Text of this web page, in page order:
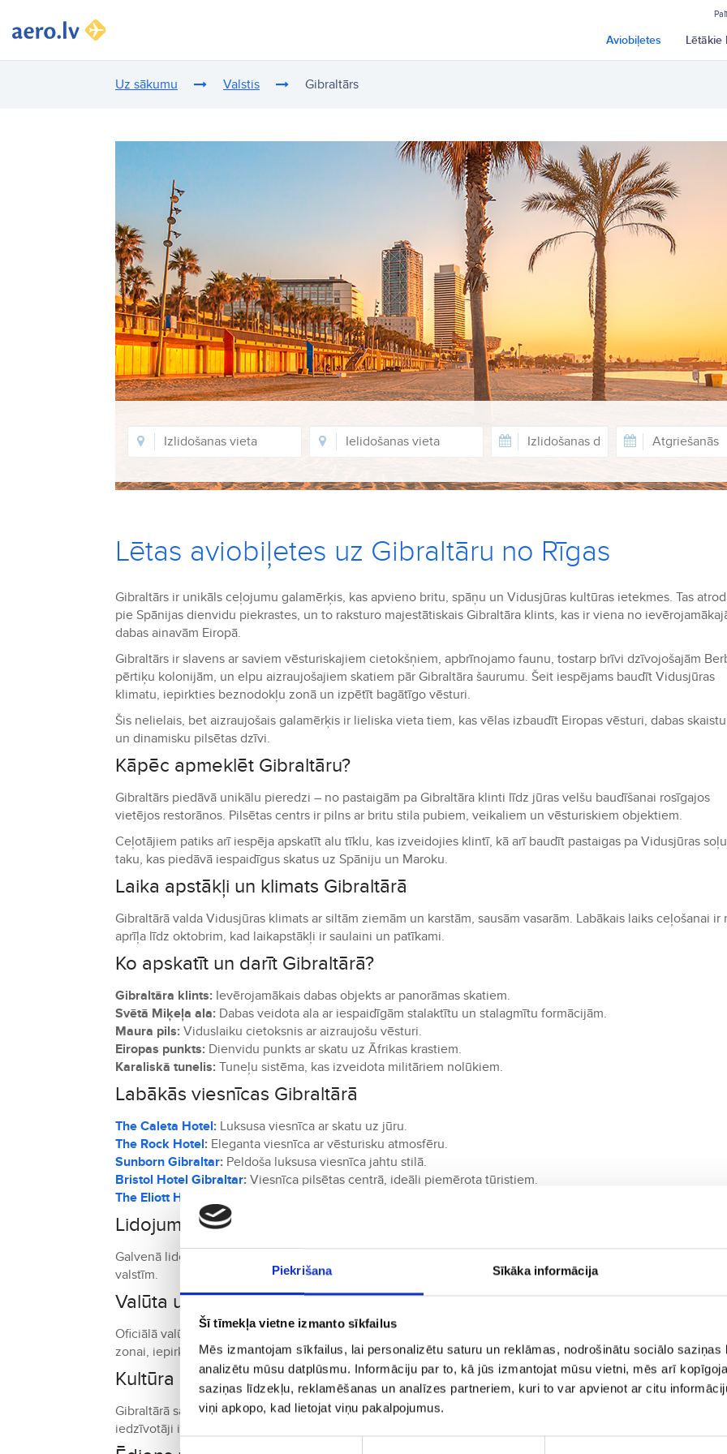
Piekrišana Sīkāka informācija
Šī tīmekļa vietne izmanto sīkfailus
Mēs izmantojam sīkfailus, lai personalizētu saturu un reklāmas, nodrošinātu sociālo
analizētu mūsu datplūsmu. Informāciju par to, kā jūs izmantojat mūsu vietni, mēs arī
saziņas līdzekļu, reklamēšanas un analīzes partneriem, kuri to var apvienot ar citu
viņi apkopo, kad lietojat viņu pakalpojumus.
Aviobiļetes Lētākie
Uz sākumu Valstis Gibraltārs
Lētas aviobiļetes uz Gibraltāru no Rīgas
Gibraltārs ir unikāls ceļojumu galamērķis, kas apvieno britu, spāņu un Vidusjūras kultūras ietekmes. Tas
pie Spānijas dienvidu piekrastes, un to raksturo majestātiskais Gibraltāra klints, kas ir viena no
dabas ainavām Eiropā.
Gibraltārs ir slavens ar saviem vēsturiskajiem cietokšņiem, apbrīnojamo faunu, tostarp brīvi dzīvojošajām
pērtiķu kolonijām, un elpu aizraujošajiem skatiem pār Gibraltāra šaurumu. Šeit iespējams baudīt Vidusjūras
klimatu, iepirkties beznodokļu zonā un izpētīt bagātīgo vēsturi.
Šis nelielais, bet aizraujošais galamērķis ir lieliska vieta tiem, kas vēlas izbaudīt Eiropas vēsturi, dabas
un dinamisku pilsētas dzīvi.
Kāpēc apmeklēt Gibraltāru?
Gibraltārs piedāvā unikālu pieredzi – no pastaigām pa Gibraltāra klinti līdz jūras velšu baudīšanai rosīgajos
vietējos restorānos. Pilsētas centrs ir pilns ar britu stila pubiem, veikaliem un vēsturiskiem objektiem.
Ceļotājiem patiks arī iespēja apskatīt alu tīklu, kas izveidojies klintī, kā arī baudīt pastaigas pa Vidusjūras soļu
taku, kas piedāvā iespaidīgus skatus uz Spāniju un Maroku.
Laika apstākļi un klimats Gibraltārā
Gibraltārā valda Vidusjūras klimats ar siltām ziemām un karstām, sausām vasarām. Labākais laiks ceļošanai ir
aprīļa līdz oktobrim, kad laikapstākļi ir saulaini un patīkami.
Ko apskatīt un darīt Gibraltārā?
Gibraltāra klints: Ievērojamākais dabas objekts ar panorāmas skatiem.
Svētā Miķeļa ala: Dabas veidota ala ar iespaidīgām stalaktītu un stalagmītu formācijām.
Maura pils: Viduslaiku cietoksnis ar aizraujošu vēsturi.
Eiropas punkts: Dienvidu punkts ar skatu uz Āfrikas krastiem.
Karaliskā tunelis: Tuneļu sistēma, kas izveidota militāriem nolūkiem.
Labākās viesnīcas Gibraltārā
The Caleta Hotel: Luksusa viesnīca ar skatu uz jūru.
The Rock Hotel: Eleganta viesnīca ar vēsturisku atmosfēru.
Sunborn Gibraltar: Peldoša luksusa viesnīca jahtu stilā.
Bristol Hotel Gibraltar: Viesnīca pilsētas centrā, ideāli piemērota tūristiem.
The Eliott Hotel
Lidojumi un transports Gibraltārā
Galvenā lidosta ir
valstīm.
Valūta un izmaksas Gibraltārā
Oficiālā valūta ir Gibraltāra mārciņa (GIP), taču tiek pieņemts arī britu mārciņas (GBP). Pateicoties beznodokļu
zonai, iepirkšanās šeit ir īpaši izdevīga.
Kultūra un tradīcijas Gibraltārā
Gibraltārā satiekas britu un spāņu kultūra, kas izpaužas arhitektūrā, virtuvē un vietējās tradīcijās. Vietējie
iedzīvotāji ir pazīstami ar savu viesmīlību un daudzvalodību.